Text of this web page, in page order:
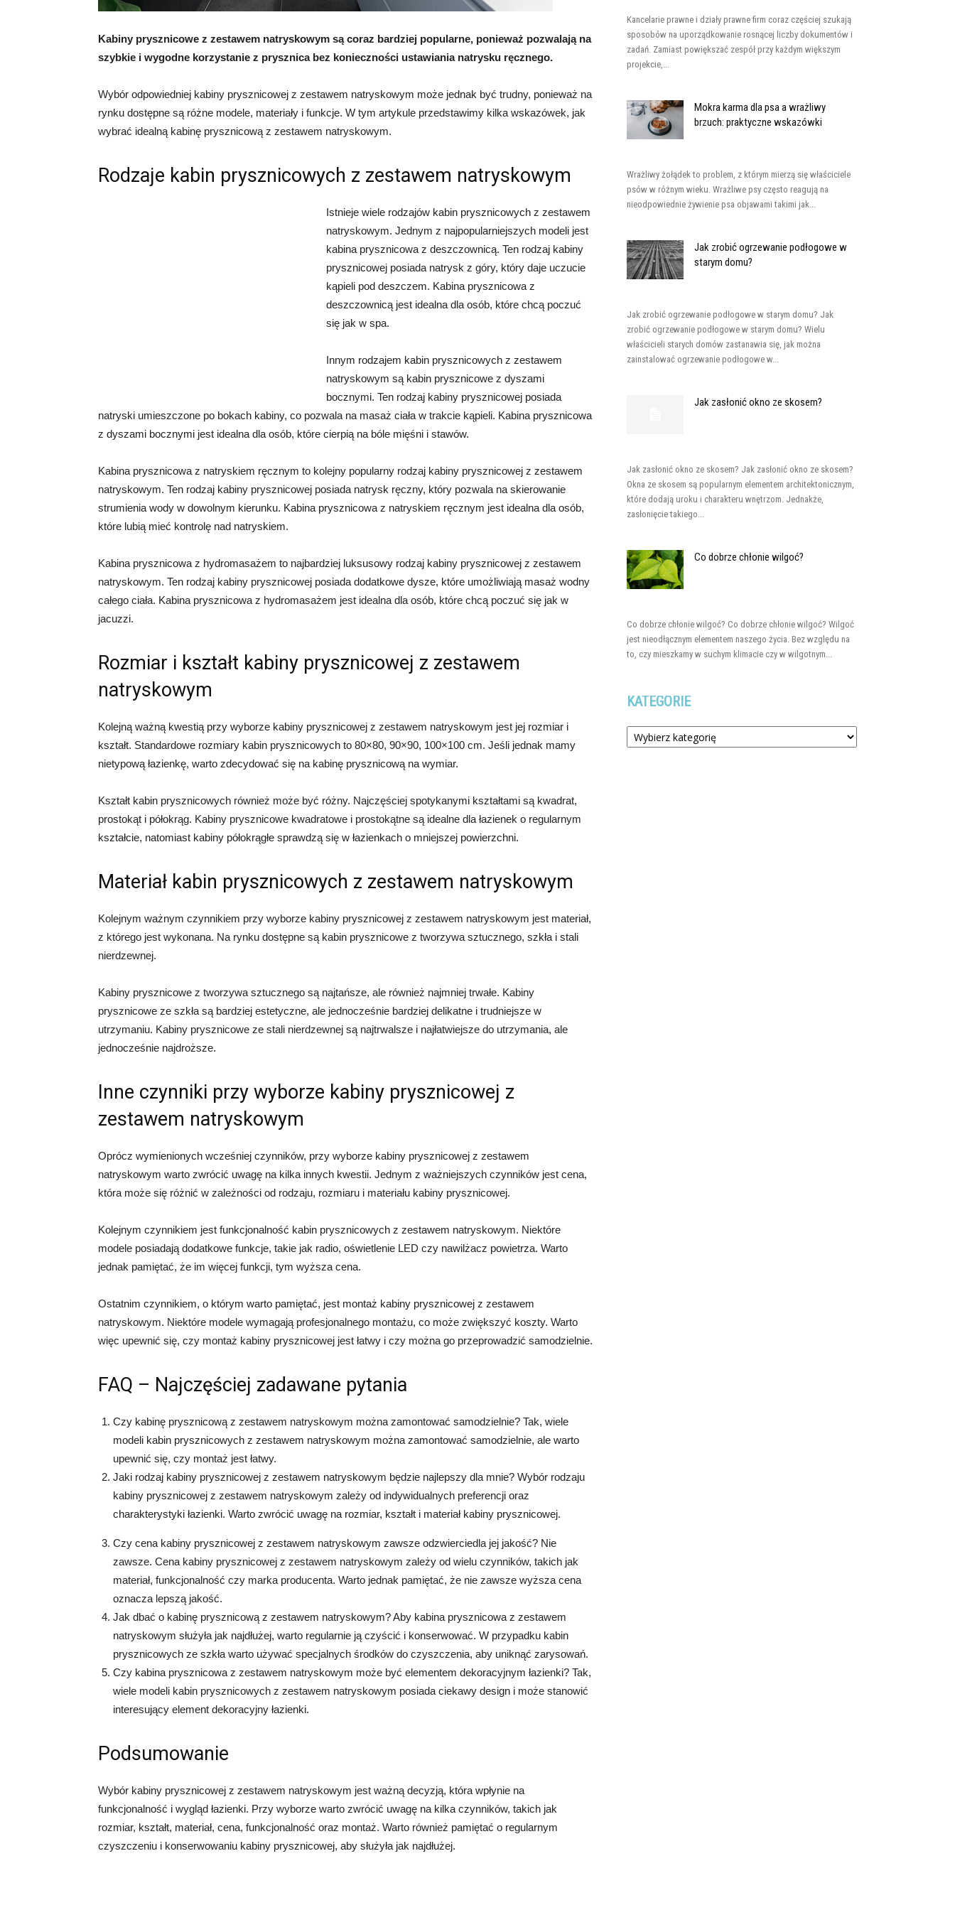
Kabiny prysznicowe z zestawem natryskowym są coraz bardziej popularne, ponieważ pozwalają na
szybkie i wygodne korzystanie z prysznica bez konieczności ustawiania natrysku ręcznego.
Wybór odpowiedniej kabiny prysznicowej z zestawem natryskowym może jednak być trudny, ponieważ na
rynku dostępne są różne modele, materiały i funkcje. W tym artykule przedstawimy kilka wskazówek, jak
wybrać idealną kabinę prysznicową z zestawem natryskowym.
Rodzaje kabin prysznicowych z zestawem natryskowym
Istnieje wiele rodzajów kabin prysznicowych z zestawem
natryskowym. Jednym z najpopularniejszych modeli jest
kabina prysznicowa z deszczownicą. Ten rodzaj kabiny
prysznicowej posiada natrysk z góry, który daje uczucie
kąpieli pod deszczem. Kabina prysznicowa z
deszczownicą jest idealna dla osób, które chcą poczuć
się jak w spa.
Innym rodzajem kabin prysznicowych z zestawem
natryskowym są kabin prysznicowe z dyszami
bocznymi. Ten rodzaj kabiny prysznicowej posiada
natryski umieszczone po bokach kabiny, co pozwala na masaż ciała w trakcie kąpieli. Kabina prysznicowa
z dyszami bocznymi jest idealna dla osób, które cierpią na bóle mięśni i stawów.
Kabina prysznicowa z natryskiem ręcznym to kolejny popularny rodzaj kabiny prysznicowej z zestawem
natryskowym. Ten rodzaj kabiny prysznicowej posiada natrysk ręczny, który pozwala na skierowanie
strumienia wody w dowolnym kierunku. Kabina prysznicowa z natryskiem ręcznym jest idealna dla osób,
które lubią mieć kontrolę nad natryskiem.
Kabina prysznicowa z hydromasażem to najbardziej luksusowy rodzaj kabiny prysznicowej z zestawem
natryskowym. Ten rodzaj kabiny prysznicowej posiada dodatkowe dysze, które umożliwiają masaż wodny
całego ciała. Kabina prysznicowa z hydromasażem jest idealna dla osób, które chcą poczuć się jak w
jacuzzi.
Rozmiar i kształt kabiny prysznicowej z zestawem
natryskowym
Kolejną ważną kwestią przy wyborze kabiny prysznicowej z zestawem natryskowym jest jej rozmiar i
kształt. Standardowe rozmiary kabin prysznicowych to 80×80, 90×90, 100×100 cm. Jeśli jednak mamy
nietypową łazienkę, warto zdecydować się na kabinę prysznicową na wymiar.
Kształt kabin prysznicowych również może być różny. Najczęściej spotykanymi kształtami są kwadrat,
prostokąt i półokrąg. Kabiny prysznicowe kwadratowe i prostokątne są idealne dla łazienek o regularnym
kształcie, natomiast kabiny półokrągłe sprawdzą się w łazienkach o mniejszej powierzchni.
Materiał kabin prysznicowych z zestawem natryskowym
Kolejnym ważnym czynnikiem przy wyborze kabiny prysznicowej z zestawem natryskowym jest materiał,
z którego jest wykonana. Na rynku dostępne są kabin prysznicowe z tworzywa sztucznego, szkła i stali
nierdzewnej.
Kabiny prysznicowe z tworzywa sztucznego są najtańsze, ale również najmniej trwałe. Kabiny
prysznicowe ze szkła są bardziej estetyczne, ale jednocześnie bardziej delikatne i trudniejsze w
utrzymaniu. Kabiny prysznicowe ze stali nierdzewnej są najtrwalsze i najłatwiejsze do utrzymania, ale
jednocześnie najdroższe.
Inne czynniki przy wyborze kabiny prysznicowej z
zestawem natryskowym
Oprócz wymienionych wcześniej czynników, przy wyborze kabiny prysznicowej z zestawem
natryskowym warto zwrócić uwagę na kilka innych kwestii. Jednym z ważniejszych czynników jest cena,
która może się różnić w zależności od rodzaju, rozmiaru i materiału kabiny prysznicowej.
Kolejnym czynnikiem jest funkcjonalność kabin prysznicowych z zestawem natryskowym. Niektóre
modele posiadają dodatkowe funkcje, takie jak radio, oświetlenie LED czy nawilżacz powietrza. Warto
jednak pamiętać, że im więcej funkcji, tym wyższa cena.
Ostatnim czynnikiem, o którym warto pamiętać, jest montaż kabiny prysznicowej z zestawem
natryskowym. Niektóre modele wymagają profesjonalnego montażu, co może zwiększyć koszty. Warto
więc upewnić się, czy montaż kabiny prysznicowej jest łatwy i czy można go przeprowadzić samodzielnie.
FAQ – Najczęściej zadawane pytania
Czy kabinę prysznicową z zestawem natryskowym można zamontować samodzielnie? Tak, wiele
modeli kabin prysznicowych z zestawem natryskowym można zamontować samodzielnie, ale warto
upewnić się, czy montaż jest łatwy.
Jaki rodzaj kabiny prysznicowej z zestawem natryskowym będzie najlepszy dla mnie? Wybór rodzaju
kabiny prysznicowej z zestawem natryskowym zależy od indywidualnych preferencji oraz
charakterystyki łazienki. Warto zwrócić uwagę na rozmiar, kształt i materiał kabiny prysznicowej.
Czy cena kabiny prysznicowej z zestawem natryskowym zawsze odzwierciedla jej jakość? Nie
zawsze. Cena kabiny prysznicowej z zestawem natryskowym zależy od wielu czynników, takich jak
materiał, funkcjonalność czy marka producenta. Warto jednak pamiętać, że nie zawsze wyższa cena
oznacza lepszą jakość.
Jak dbać o kabinę prysznicową z zestawem natryskowym? Aby kabina prysznicowa z zestawem
natryskowym służyła jak najdłużej, warto regularnie ją czyścić i konserwować. W przypadku kabin
prysznicowych ze szkła warto używać specjalnych środków do czyszczenia, aby uniknąć zarysowań.
Czy kabina prysznicowa z zestawem natryskowym może być elementem dekoracyjnym łazienki? Tak,
wiele modeli kabin prysznicowych z zestawem natryskowym posiada ciekawy design i może stanowić
interesujący element dekoracyjny łazienki.
Podsumowanie
Wybór kabiny prysznicowej z zestawem natryskowym jest ważną decyzją, która wpłynie na
funkcjonalność i wygląd łazienki. Przy wyborze warto zwrócić uwagę na kilka czynników, takich jak
rozmiar, kształt, materiał, cena, funkcjonalność oraz montaż. Warto również pamiętać o regularnym
czyszczeniu i konserwowaniu kabiny prysznicowej, aby służyła jak najdłużej.
Kancelarie prawne i działy prawne firm coraz częściej szukają
sposobów na uporządkowanie rosnącej liczby dokumentów i
zadań. Zamiast powiększać zespół przy każdym większym
projekcie,...
Mokra karma dla psa a wrażliwy
brzuch: praktyczne wskazówki
Wrażliwy żołądek to problem, z którym mierzą się właściciele
psów w różnym wieku. Wrażliwe psy często reagują na
nieodpowiednie żywienie psa objawami takimi jak...
Jak zrobić ogrzewanie podłogowe w
starym domu?
Jak zrobić ogrzewanie podłogowe w starym domu? Jak
zrobić ogrzewanie podłogowe w starym domu? Wielu
właścicieli starych domów zastanawia się, jak można
zainstalować ogrzewanie podłogowe w...
Jak zasłonić okno ze skosem?
Jak zasłonić okno ze skosem? Jak zasłonić okno ze skosem?
Okna ze skosem są popularnym elementem architektonicznym,
które dodają uroku i charakteru wnętrzom. Jednakże,
zasłonięcie takiego...
Co dobrze chłonie wilgoć?
Co dobrze chłonie wilgoć? Co dobrze chłonie wilgoć? Wilgoć
jest nieodłącznym elementem naszego życia. Bez względu na
to, czy mieszkamy w suchym klimacie czy w wilgotnym...
KATEGORIE
Kategorie